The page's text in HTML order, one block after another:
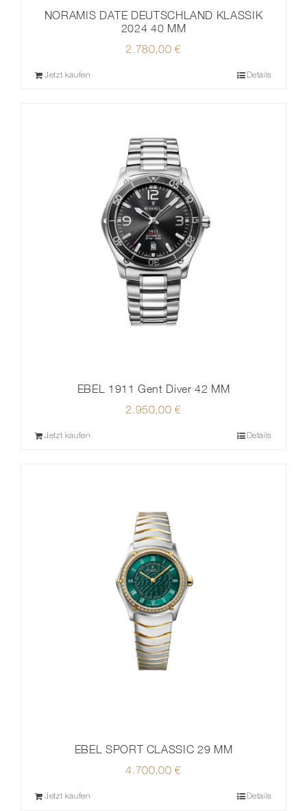
NORAMIS DATE DEUTSCHLAND KLASSIK
2024 40 MM
2.780,00€
Jetzt kaufen Details
EBEL 1911 Gent Diver 42 MM
2.950,00€
Jetzt kaufen Details
EBEL SPORT CLASSIC 29 MM
4.700,00€
Jetzt kaufen Details